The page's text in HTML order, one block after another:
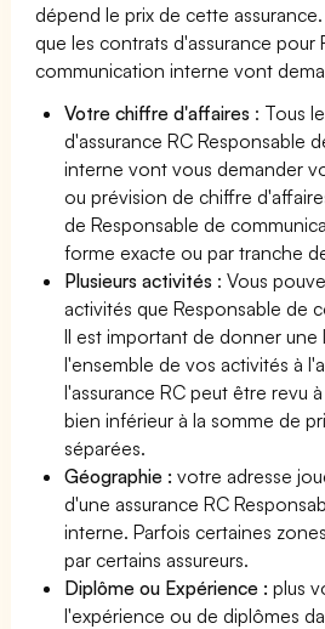
dépend le prix de cette
que les contrats d'assurance pour
communication interne vont
Votre chiffre d'affaires : Tous
d'assurance RC Responsable
interne vont vous demander
ou prévision de chiffre
de Responsable de
forme exacte ou par tranche
Plusieurs activités : Vous
activités que Responsable de
Il est important de donner une
l'ensemble de vos activités à
l'assurance RC peut être revu
bien inférieur à la somme de
séparées.
Géographie :votre adresse
d'une assurance RC
interne. Parfois certaines
par certains assureurs.
Diplôme ou Expérience :plus
l'expérience ou de diplômes